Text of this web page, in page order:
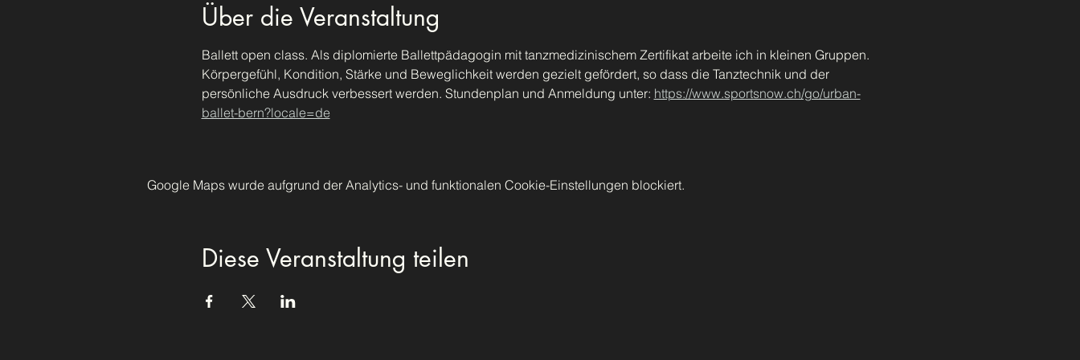
Über die Veranstaltung
Ballett open class. Als diplomierte Ballettpädagogin mit tanzmedizinischem Zertifikat arbeite ich in kleinen Gruppen.
Körpergefühl, Kondition, Stärke und Beweglichkeit werden gezielt gefördert, so dass die Tanztechnik und der
persönliche Ausdruck verbessert werden. Stundenplan und Anmeldung unter: https://www.sportsnow.ch/go/urban-
ballet-bern?locale=de
Google Maps wurde aufgrund der Analytics- und funktionalen Cookie-Einstellungen blockiert.
Diese Veranstaltung teilen